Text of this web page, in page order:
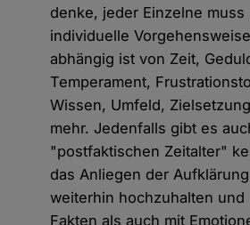
denke, jeder Einzelne muss
individuelle
abhängig ist von Zeit,
Temperament,
Wissen, Umfeld,
mehr. Jedenfalls gibt es
"postfaktischen Zeitalter"
das Anliegen der
weiterhin hochzuhalten und
Fakten als auch mit